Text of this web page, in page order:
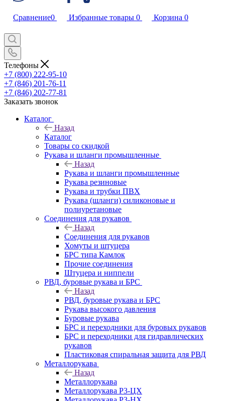
Сравнение0 Избранные товары 0 Корзина 0
Телефоны
+7 (800) 222-95-10
+7 (846) 201-76-11
+7 (846) 202-77-81
Заказать звонок
Каталог
Назад
Каталог
Товары со скидкой
Рукава и шланги промышленные
Назад
Рукава и шланги промышленные
Рукава резиновые
Рукава и трубки ПВХ
Рукава (шланги) силиконовые и
полиуретановые
Соединения для рукавов
Назад
Соединения для рукавов
Хомуты и штуцера
БРС типа Камлок
Прочие соединения
Штуцера и ниппели
РВД, буровые рукава и БРС
Назад
РВД, буровые рукава и БРС
Рукава высокого давления
Буровые рукава
БРС и переходники для буровых рукавов
БРС и переходники для гидравлических
рукавов
Пластиковая спиральная защита для РВД
Металлорукава
Назад
Металлорукава
Металлорукава Р3-ЦХ